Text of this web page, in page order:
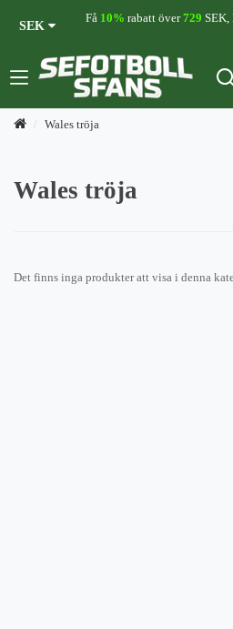
SEK
Få 10% rabatt över729 SEK,
Wales tröja
Wales tröja
Det finns inga produkter att visa i denna